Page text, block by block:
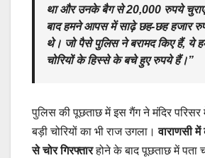
था और उनके बैग से 20,000 रुपये
बाद हमने आपस में साढ़े छह-छह हजार
थे। जो पैसे पुलिस ने बरामद किए हैं, ये
चोरियों के हिस्से के बचे हुए रुपये हैं।”
पुलिस की पूछताछ में इस गैंग ने मंदिर परिसर
बड़ी चोरियों का भी राज उगला।वाराणसी में
से चोर गिरफ्तारहोने के बाद पूछताछ में पता